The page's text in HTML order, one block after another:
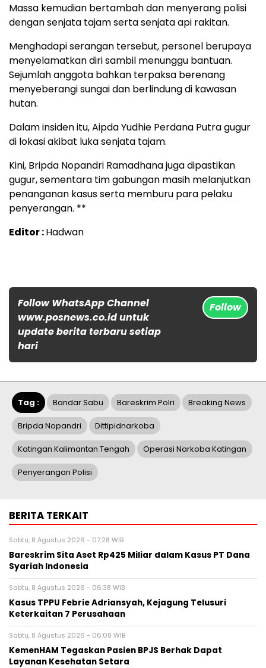
Massa kemudian bertambah dan menyerang polisi
dengan senjata tajam serta senjata api rakitan.
Menghadapi serangan tersebut, personel berupaya
menyelamatkan diri sambil menunggu bantuan.
Sejumlah anggota bahkan terpaksa berenang
menyeberangi sungai dan berlindung di kawasan
hutan.
Dalam insiden itu, Aipda Yudhie Perdana Putra gugur
di lokasi akibat luka senjata tajam.
Kini, Bripda Nopandri Ramadhana juga dipastikan
gugur, sementara tim gabungan masih melanjutkan
penanganan kasus serta memburu para pelaku
penyerangan. **
Editor :Hadwan
Follow WhatsApp Channel
www.posnews.co.id untuk
update berita terbaru setiap
hari
Follow
Tag : Bandar Sabu Bareskrim Polri Breaking News
Bripda Nopandri Dittipidnarkoba
Katingan Kalimantan Tengah Operasi Narkoba Katingan
Penyerangan Polisi
BERITA TERKAIT
Sabtu, 8 Agustus 2026 - 07:28 WIB
Bareskrim Sita Aset Rp425 Miliar dalam Kasus PT Dana
Syariah Indonesia
Sabtu, 8 Agustus 2026 - 06:38 WIB
Kasus TPPU Febrie Adriansyah, Kejagung Telusuri
Keterkaitan 7 Perusahaan
Sabtu, 8 Agustus 2026 - 06:08 WIB
KemenHAM Tegaskan Pasien BPJS Berhak Dapat
Layanan Kesehatan Setara